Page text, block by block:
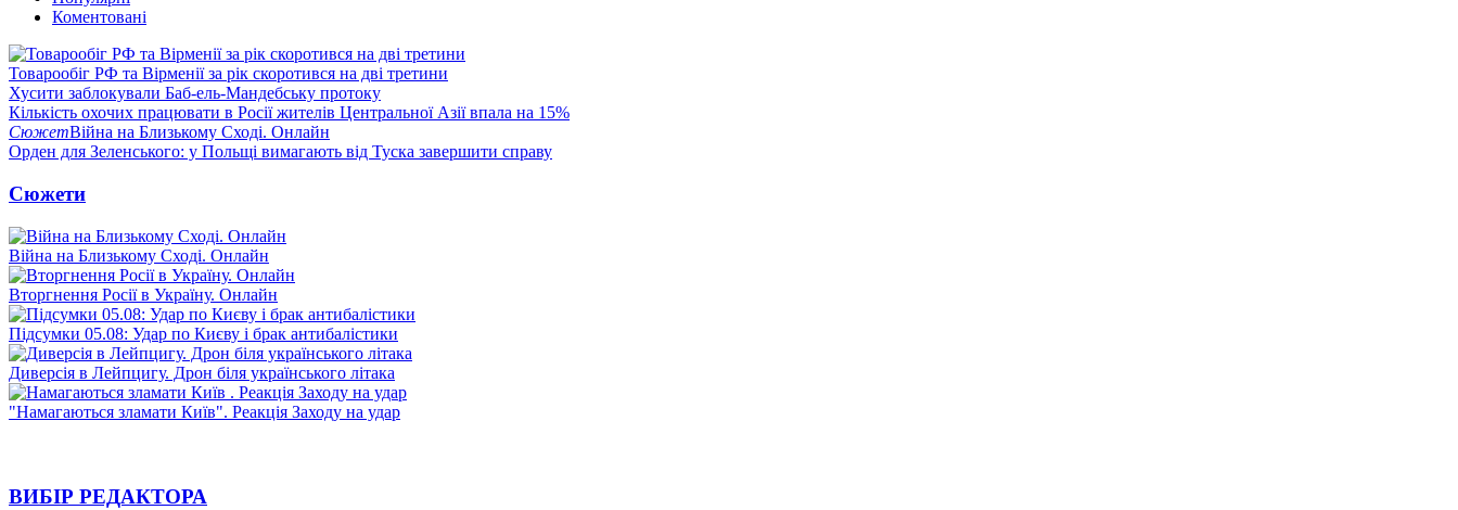
Коментовані
Товарообіг РФ та Вірменії за рік скоротився на дві третини
Хусити заблокували Баб-ель-Мандебську протоку
Кількість охочих працювати в Росії жителів Центральної Азії впала на 15%
СюжетВійна на Близькому Сході. Онлайн
Орден для Зеленського: у Польщі вимагають від Туска завершити справу
Сюжети
Війна на Близькому Сході. Онлайн
Вторгнення Росії в Україну. Онлайн
Підсумки 05.08: Удар по Києву і брак антибалістики
Диверсія в Лейпцигу. Дрон біля українського літака
"Намагаються зламати Київ". Реакція Заходу на удар
ВИБІР РЕДАКТОРА